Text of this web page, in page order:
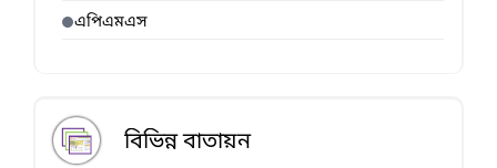
এপিএমএস
বিভিন্ন বাতায়ন